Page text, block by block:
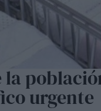
urgente